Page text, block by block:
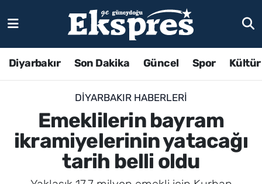
Diyarbakır Son Dakika Güncel Spor
DIYARBAKIR HABERLERI
Emeklilerin bayram
ikramiyelerinin yatacağı
tarih belli oldu